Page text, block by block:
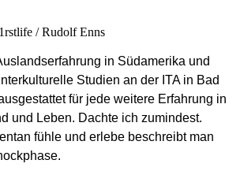
/ Rudolf Enns
in Südamerika und
Studien an der ITA in Bad
für jede weitere Erfahrung in
und Leben. Dachte ich zumindest.
fühle und erlebe beschreibt man